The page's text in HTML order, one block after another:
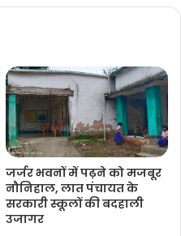
जर्जर भवनों में पढ़ने को मजबूर
नौनिहाल, लात पंचायत के
सरकारी स्कूलों की बदहाली
उजागर